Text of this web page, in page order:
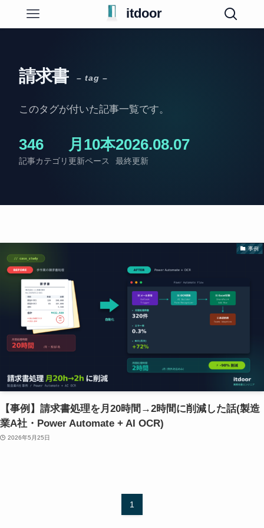
itdoor
請求書 – tag –
このタグが付いた記事一覧です。
34
記事
6
カテゴリ
月10本
更新ペース
2026.08.07
最終更新
事例
【事例】請求書処理を月20時間→2時間に削減した話(製造
業A社・Power Automate + AI OCR)
2026年5月25日
1